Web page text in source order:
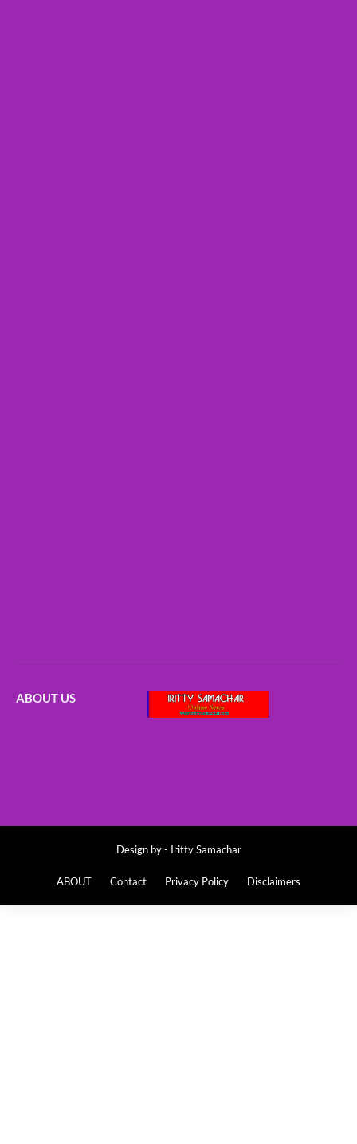
ABOUT US
Design by - Iritty Samachar
ABOUT Contact Privacy Policy Disclaimers